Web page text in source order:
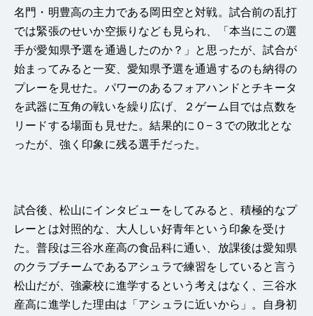
名門・明豊高の主力である岡田空と対戦。試合前の乱打
では緊張のせいか空振りなども見られ、「本当にこの選
手が愛知県予選を通過したのか？」と思ったが、試合が
始まってみると一変、愛知県予選を通過するのも納得の
プレーを見せた。パワーのあるフォアハンドとチキータ
を武器に互角の戦いを繰り広げ、２ゲーム目では点数を
リードする場面も見せた。結果的に０−３での敗北とな
ったが、強く印象に残る選手だった。
試合後、松山にインタビューをしてみると、積極的なプ
レーとは対照的な、大人しい好青年という印象を受け
た。普段は三谷水産高の食品科に通い、放課後は愛知県
のクラブチームであるアシュラで練習をしていると言う
松山だが、強豪校に進学するという考えはなく、三谷水
産高に進学した理由は「アシュラに近いから」。自身初